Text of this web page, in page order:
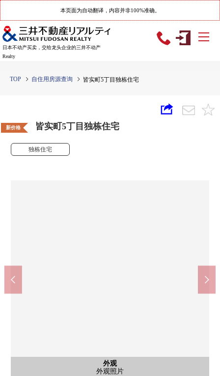
本页面为自动翻译，内容并非100%准确。
日本不动产买卖，交给龙头企业的三井不动产
Realty
TOP 自住用房源查询 皆实町5丁目独栋住宅
新价格 皆实町5丁目独栋住宅
独栋住宅
外观
外观照片
外观
外观照片
外观
外观照片
停车场
停车场
含有前面道路的外观
前面道路
广岛绿1邮局(约290m)